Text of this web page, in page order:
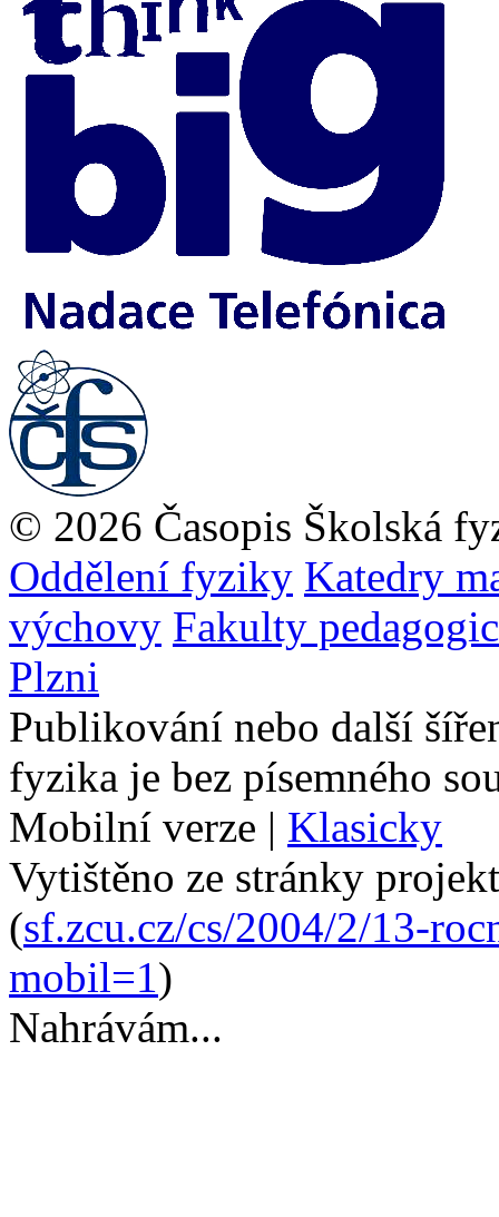
© 2026 Časopis Školská
Oddělení fyziky Katedry
výchovy Fakulty
Plzni
Publikování nebo další
fyzika je bez písemného
Mobilní verze | Klasicky
Vytištěno ze stránky
(sf.zcu.cz/cs/2004/2/13-
mobil=1)
Nahrávám...